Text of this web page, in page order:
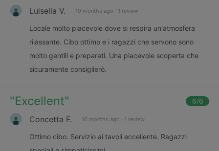
Luisella V. 10 months ago · 1 review
Locale molto piacevole dove si respira un'atmosfera
rilassante. Cibo ottimo e i ragazzi che servono sono
molto gentili e preparati. Una piacevole scoperta che
sicuramente consiglierò.
"Excellent" 6/6
Concetta F. 10 months ago · 1 review
Ottimo cibo. Servizio ai tavoli eccellente. Ragazzi